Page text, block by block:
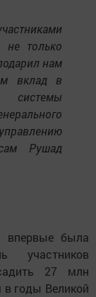
не только
нам
вклад в
системы
Рушад
впервые была
27 млн
годы Великой